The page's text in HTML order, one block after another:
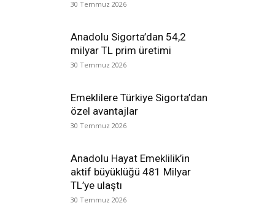
30 Temmuz 2026
Anadolu Sigorta’dan 54,2
milyar TL prim üretimi
30 Temmuz 2026
Emeklilere Türkiye Sigorta’dan
özel avantajlar
30 Temmuz 2026
Anadolu Hayat Emeklilik’in
aktif büyüklüğü 481 Milyar
TL’ye ulaştı
30 Temmuz 2026